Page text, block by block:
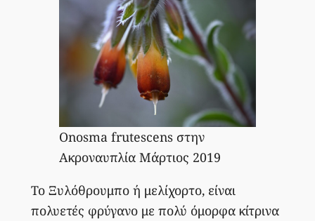
Onosma frutescens στην
Ακροναυπλία Μάρτιος 2019
Το Ξυλόθρουμπο ή μελίχορτο, είναι
πολυετές φρύγανο με πολύ όμορφα κίτρινα